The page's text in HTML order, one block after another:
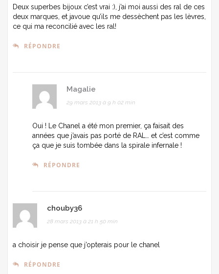
Deux superbes bijoux c’est vrai :), j’ai moi aussi des ral de ces
deux marques, et javoue qu’ils me dessèchent pas les lèvres,
ce qui ma reconcilié avec les ral!
RÉPONDRE
Magalie
29 mars 2013 à 9 h 02 min
Oui ! Le Chanel a été mon premier, ça faisait des
années que j’avais pas porté de RAL… et c’est comme
ça que je suis tombée dans la spirale infernale !
RÉPONDRE
chouby36
28 mars 2013 à 21 h 50 min
a choisir je pense que j’opterais pour le chanel
RÉPONDRE